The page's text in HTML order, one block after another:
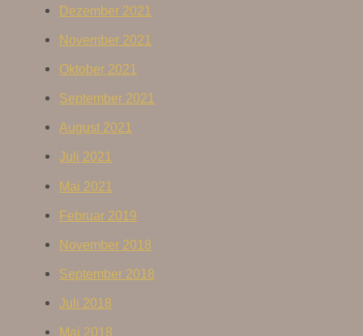
Dezember 2021
November 2021
Oktober 2021
September 2021
August 2021
Juli 2021
Mai 2021
Februar 2019
November 2018
September 2018
Juli 2018
Mai 2018